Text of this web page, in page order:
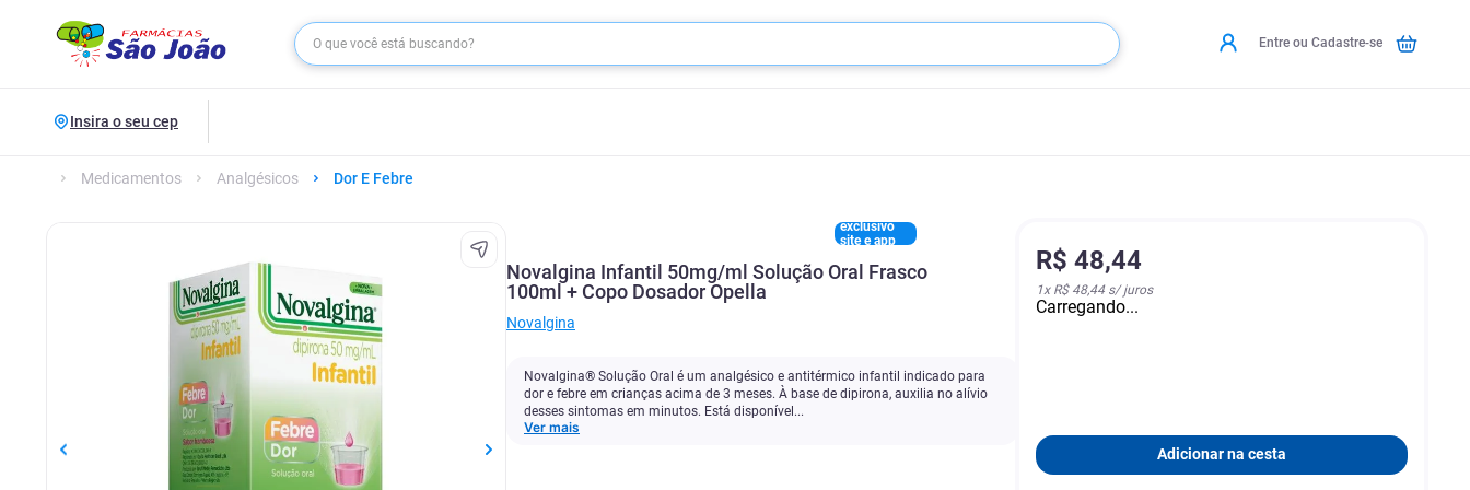
Entre ou Cadastre-se
Insira o seu cep
Medicamentos Analgésicos Dor E Febre
exclusivo
site e app
Novalgina Infantil 50mg/ml Solução Oral Frasco
100ml + Copo Dosador Opella
Novalgina
Novalgina® Solução Oral é um analgésico e antitérmico infantil indicado para
dor e febre em crianças acima de 3 meses. À base de dipirona, auxilia no alívio
desses sintomas em minutos. Está disponível...
Ver mais
R$ 48,44
1x R$ 48,44s/ juros
Carregando...
Adicionar na cesta